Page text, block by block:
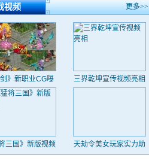
更多>>
视频
剑》新职业CG曝
光
三界乾坤宣传视频亮相
三国》新版视频 天劫令美女玩家实力助